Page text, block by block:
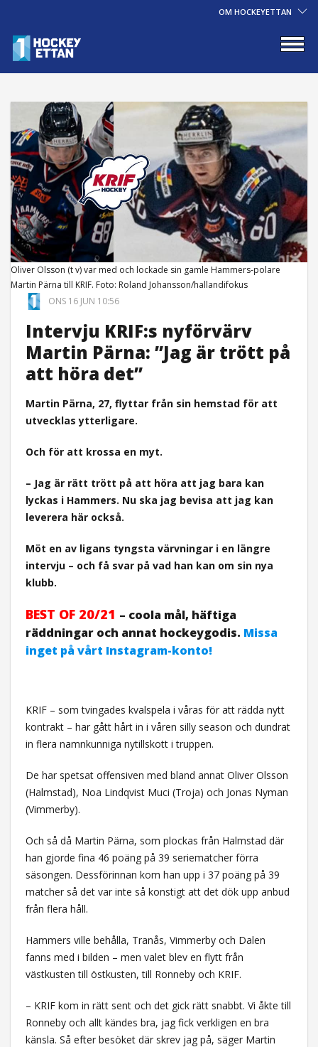
OM HOCKEYETTAN
Oliver Olsson (t v) var med och lockade sin gamle Hammers-polare
Martin Pärna till KRIF. Foto: Roland Johansson/hallandifokus
ONS 16 JUN 10:56
Intervju KRIF:s nyförvärv
Martin Pärna: ”Jag är trött på
att höra det”
Martin Pärna, 27, flyttar från sin hemstad för att
utvecklas ytterligare.
Och för att krossa en myt.
– Jag är rätt trött på att höra att jag bara kan
lyckas i Hammers. Nu ska jag bevisa att jag kan
leverera här också.
Möt en av ligans tyngsta värvningar i en längre
intervju – och få svar på vad han kan om sin nya
klubb.
BEST OF 20/21 – coola mål, häftiga
räddningar och annat hockeygodis. Missa
inget på vårt Instagram-konto!
KRIF – som tvingades kvalspela i våras för att rädda nytt
kontrakt – har gått hårt in i våren silly season och dundrat
in flera namnkunniga nytillskott i truppen.
De har spetsat offensiven med bland annat Oliver Olsson
(Halmstad), Noa Lindqvist Muci (Troja) och Jonas Nyman
(Vimmerby).
Och så då Martin Pärna, som plockas från Halmstad där
han gjorde fina 46 poäng på 39 seriematcher förra
säsongen. Dessförinnan kom han upp i 37 poäng på 39
matcher så det var inte så konstigt att det dök upp anbud
från flera håll.
Hammers ville behålla, Tranås, Vimmerby och Dalen
fanns med i bilden – men valet blev en flytt från
västkusten till östkusten, till Ronneby och KRIF.
– KRIF kom in rätt sent och det gick rätt snabbt. Vi åkte till
Ronneby och allt kändes bra, jag fick verkligen en bra
känsla. Så efter besöket där skrev jag på, säger Martin